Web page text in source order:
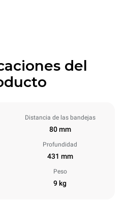
del
Distancia de las bandejas
80 mm
Profundidad
431 mm
Peso
9 kg